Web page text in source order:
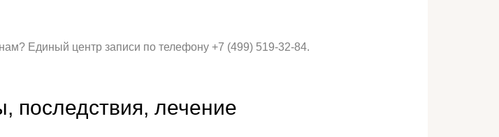
Единый центр записи по телефону +7 (499) 519-32-84.
последствия, лечение